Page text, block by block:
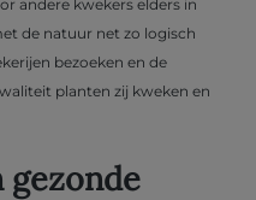
andere kwekers elders in
de natuur net zo logisch
bezoeken en de
planten zij kweken en
gezonde